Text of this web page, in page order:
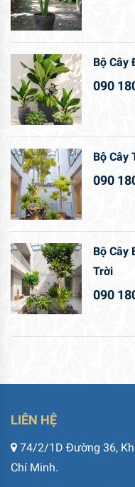
Bộ Cây
090
Bộ Cây
090
Bộ Cây
Trời
090
LIÊN HỆ
74/2/1D Đường 36,
Chí Minh.